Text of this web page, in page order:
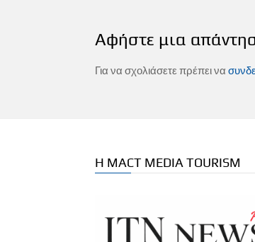
Αφήστε μια
Για να σχολιάσετε πρέπει να
Η MACT MEDIA TOURISM